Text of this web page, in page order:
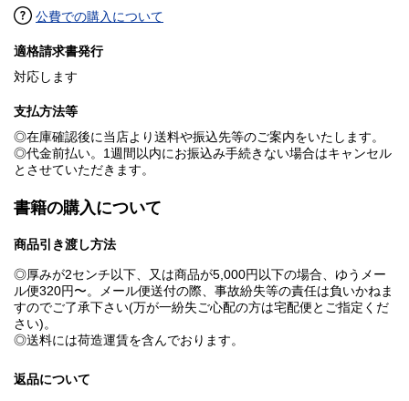
公費での購入について
適格請求書発行
対応します
支払方法等
◎在庫確認後に当店より送料や振込先等のご案内をいたします。
◎代金前払い。1週間以内にお振込み手続きない場合はキャンセル
とさせていただきます。
書籍の購入について
商品引き渡し方法
◎厚みが2センチ以下、又は商品が5,000円以下の場合、ゆうメー
ル便320円〜。メール便送付の際、事故紛失等の責任は負いかねま
すのでご了承下さい(万が一紛失ご心配の方は宅配便とご指定くだ
さい)。
◎送料には荷造運賃を含んでおります。
返品について